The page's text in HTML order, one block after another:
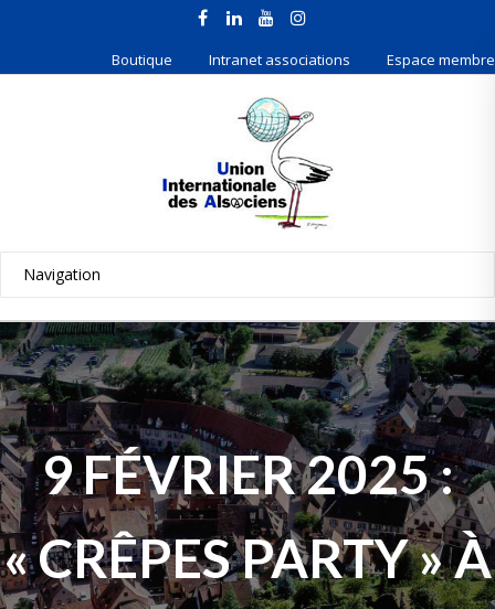
Boutique Intranet associations Espace membre
9 FÉVRIER 2025 :
« CRÊPES PARTY » À